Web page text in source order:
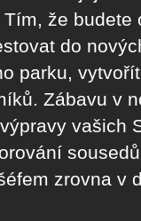
Tím, že
do
parku,
Zábavu v
vašich
zrovna v